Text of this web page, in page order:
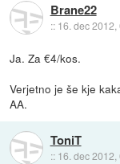
Brane22
:: 16. dec 2012,
Ja. Za €4/kos.
Verjetno je še kje
AA.
ToniT
:: 16. dec 2012,